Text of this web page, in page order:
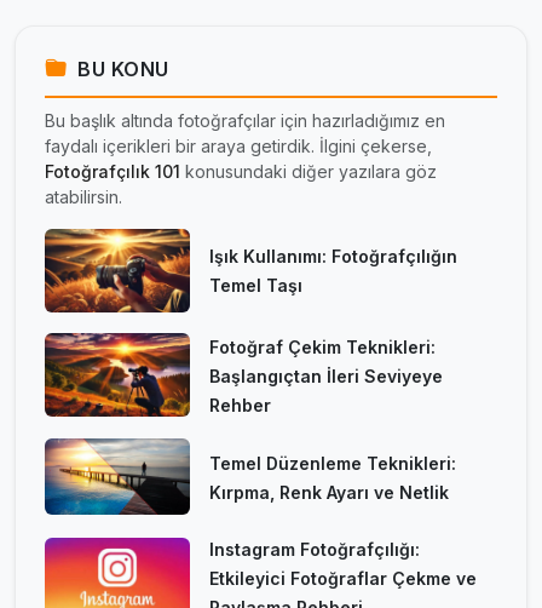
BU KONU
Bu başlık altında fotoğrafçılar için hazırladığımız en
faydalı içerikleri bir araya getirdik. İlgini çekerse,
Fotoğrafçılık 101 konusundaki diğer yazılara göz
atabilirsin.
Işık Kullanımı: Fotoğrafçılığın
Temel Taşı
Fotoğraf Çekim Teknikleri:
Başlangıçtan İleri Seviyeye
Rehber
Temel Düzenleme Teknikleri:
Kırpma, Renk Ayarı ve Netlik
Instagram Fotoğrafçılığı:
Etkileyici Fotoğraflar Çekme ve